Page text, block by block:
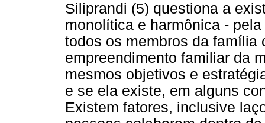
Siliprandi (5) questiona a
monolítica e harmônica -
todos os membros da família
empreendimento familiar da
mesmos objetivos e
e se ela existe, em alguns
Existem fatores, inclusive